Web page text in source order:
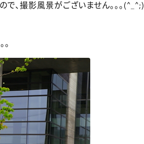
、撮影風景がございません。。。(^_^;)